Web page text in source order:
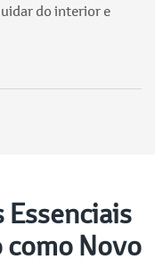
do interior e
Essenciais
como Novo